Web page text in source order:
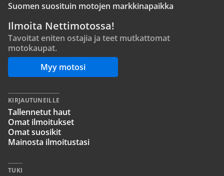
Suomen suosituin motojen markkinapaikka
Ilmoita Nettimotossa!
Tavoitat eniten ostajia ja teet mutkattomat
motokaupat.
Myy motosi
KIRJAUTUNEILLE
Tallennetut haut
Omat ilmoitukset
Omat suosikit
Mainosta ilmoitustasi
TUKI